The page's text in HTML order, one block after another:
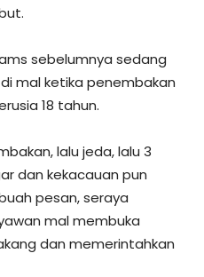
sebelumnya sedang
mal ketika penembakan
18 tahun.
lalu jeda, lalu 3
dan kekacauan pun
pesan, seraya
mal membuka
dan memerintahkan